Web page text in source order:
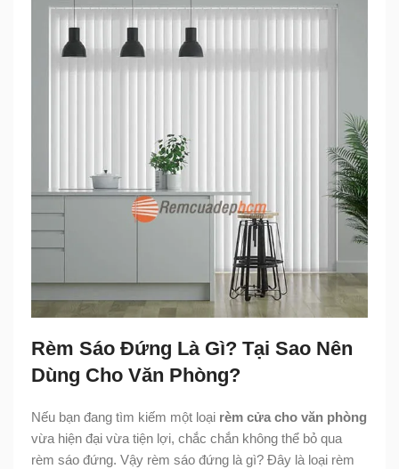
Rèm Sáo Đứng Là Gì? Tại Sao Nên
Dùng Cho Văn Phòng?
Nếu bạn đang tìm kiếm một loại rèm cửa cho văn phòng
vừa hiện đại vừa tiện lợi, chắc chắn không thể bỏ qua
rèm sáo đứng. Vậy rèm sáo đứng là gì? Đây là loại rèm